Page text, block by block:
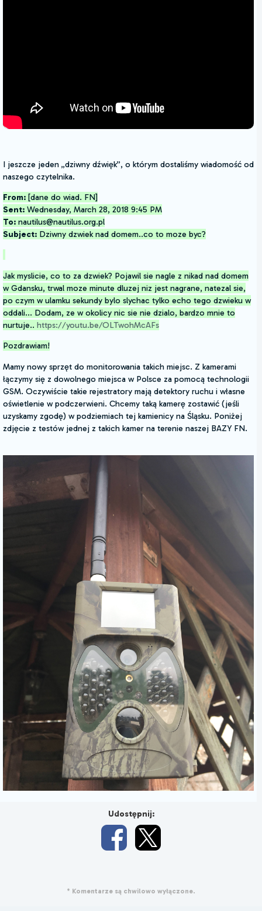
I jeszcze jeden „dziwny dźwięk”, o którym dostaliśmy wiadomość od
naszego czytelnika.
From: [dane do wiad. FN]
Sent: Wednesday, March 28, 2018 9:45 PM
To: nautilus@nautilus.org.pl
Subject: Dziwny dzwiek nad domem..co to moze byc?
Jak myslicie, co to za dzwiek? Pojawil sie nagle z nikad nad domem
w Gdansku, trwal moze minute dluzej niz jest nagrane, natezal sie,
po czym w ulamku sekundy bylo slychac tylko echo tego dzwieku w
oddali... Dodam, ze w okolicy nic sie nie dzialo, bardzo mnie to
nurtuje.. https://youtu.be/OLTwohMcAFs
Pozdrawiam!
Mamy nowy sprzęt do monitorowania takich miejsc. Z kamerami
łączymy się z dowolnego miejsca w Polsce za pomocą technologii
GSM. Oczywiście takie rejestratory mają detektory ruchu i własne
oświetlenie w podczerwieni. Chcemy taką kamerę zostawić (jeśli
uzyskamy zgodę) w podziemiach tej kamienicy na Śląsku. Poniżej
zdjęcie z testów jednej z takich kamer na terenie naszej BAZY FN.
Udostępnij:
* Komentarze są chwilowo wyłączone.